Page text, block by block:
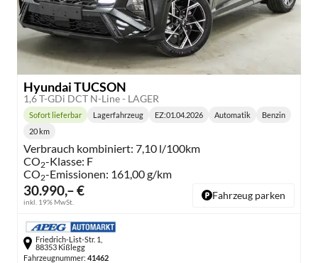
Hyundai TUCSON
1,6 T-GDi DCT N-Line - LAGER
30.990,– €
inkl. 19% MwSt.
Lieferzeit:
Sofort lieferbar Lagerfahrzeug EZ:01.04.2026
Getriebe:
Automatik
Kraftstoff:
Benzin
Kilometerstand:
20 km
Verbrauch kombiniert: 7,10 l/100km
CO2-Klasse: F
CO2-Emissionen: 161,00 g/km
Fahrzeug parken
Friedrich-List-Str. 1,
88353 Kißlegg
Fahrzeugnummer: 41462